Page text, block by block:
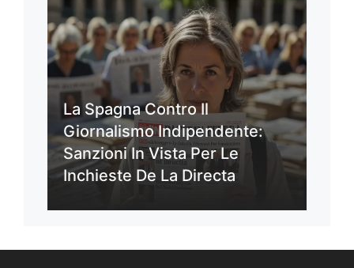
La Spagna Contro Il
Giornalismo Indipendente:
Sanzioni In Vista Per Le
Inchieste De La Directa